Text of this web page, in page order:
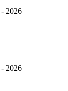
- 2026
- 2026